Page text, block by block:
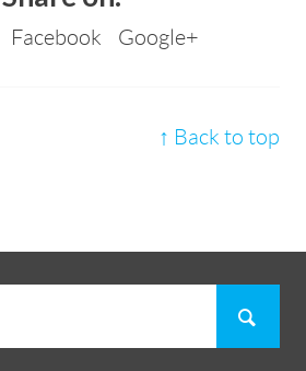
Facebook Google+
↑ Back to top